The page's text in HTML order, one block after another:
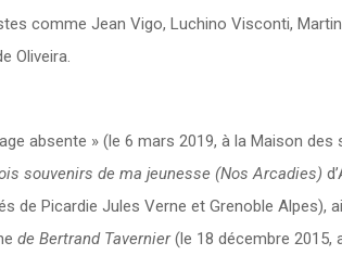
comme Jean Vigo, Luchino Visconti,
Oliveira.
absente » (le 6 mars 2019, à la Maison
souvenirs de ma jeunesse (Nos Arcadies)
de Picardie Jules Verne et Grenoble Alpes),
de Bertrand Tavernier(le 18 décembre 2015,